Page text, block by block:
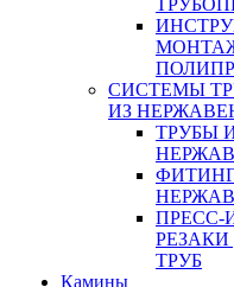
СИСТЕМЫ
ИЗ
ТРУБЫ
ПРЕСС-
ТРУБ
Камины